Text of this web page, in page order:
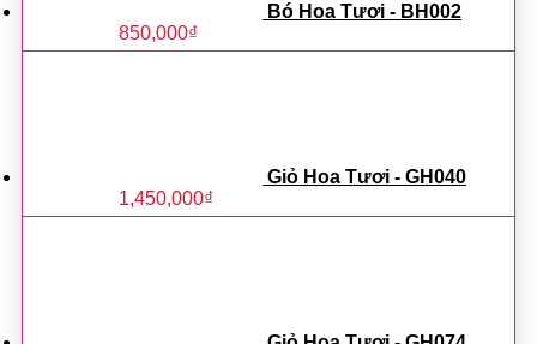
Bó Hoa Tươi - BH002
850,000₫
Giỏ Hoa Tươi - GH040
1,450,000₫